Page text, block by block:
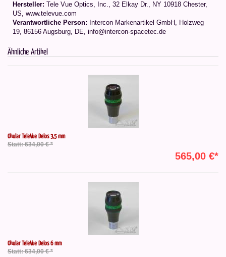
Hersteller: Tele Vue Optics, Inc., 32 Elkay Dr., NY 10918 Chester,
US, www.televue.com
Verantwortliche Person: Intercon Markenartikel GmbH, Holzweg
19, 86156 Augsburg, DE, info@intercon-spacetec.de
Ähnliche Artikel
Okular TeleVue Delos 3,5 mm
Statt: 634,00 € *
565,00 €*
Okular TeleVue Delos 6 mm
Statt: 634,00 € *